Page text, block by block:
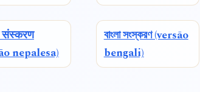
संस्करण
nepalesa)
বাংলা সংস্করণ (versão
bengali)